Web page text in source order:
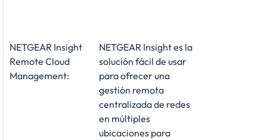
NETGEAR Insight
Remote Cloud
Management:
NETGEAR Insight es la
solución fácil de usar
para ofrecer una
gestión remota
centralizada de redes
en múltiples
ubicaciones para